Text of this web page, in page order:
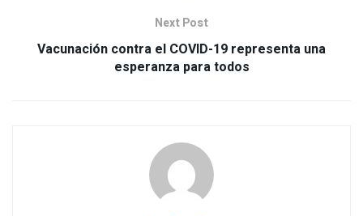
Next Post
Vacunación contra el COVID-19 representa una
esperanza para todos